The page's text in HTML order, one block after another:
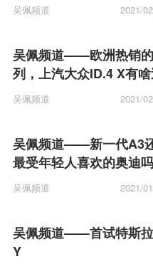
吴佩频道 2021/
吴佩频道——欧洲热销
列，上汽大众ID.4 X有
处？
吴佩频道 2021/
吴佩频道——新一代A3
最受年轻人喜欢的奥迪
吴佩频道 2021/
吴佩频道——首试特斯
Y